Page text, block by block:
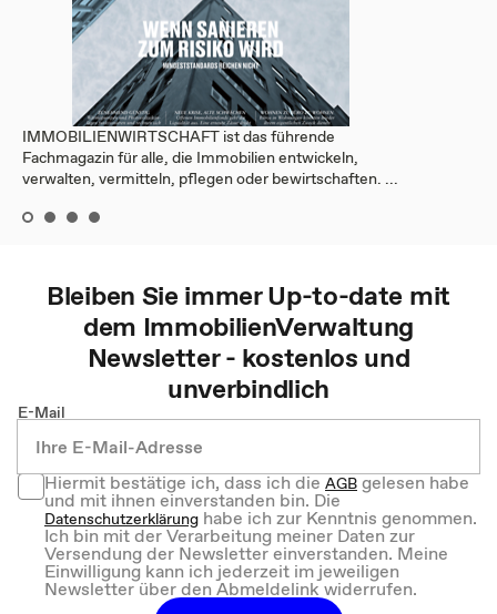
IMMOBILIENWIRTSCHAFT ist das führende
Fachmagazin für alle, die Immobilien entwickeln,
verwalten, vermitteln, pflegen oder bewirtschaften. ...
Bleiben Sie immer Up-to-date mit
dem ImmobilienVerwaltung
Newsletter - kostenlos und
unverbindlich
E-Mail
Hiermit bestätige ich, dass ich dieAGBgelesen habe
und mit ihnen einverstanden bin. Die
Datenschutzerklärung habe ich zur Kenntnis genommen.
Ich bin mit der Verarbeitung meiner Daten zur
Versendung der Newsletter einverstanden. Meine
Einwilligung kann ich jederzeit im jeweiligen
Newsletter über den Abmeldelink widerrufen.